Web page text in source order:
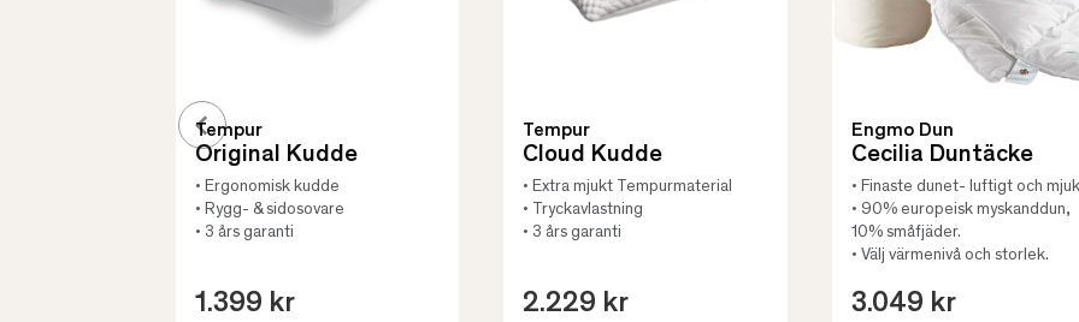
Tempur
Original Kudde
• Ergonomisk kudde
• Rygg- & sidosovare
• 3 års garanti
1.399 kr
Tempur
Cloud Kudde
• Extra mjukt Tempurmaterial
• Tryckavlastning
• 3 års garanti
2.229 kr
Engmo Dun
Cecilia Duntäcke
• Finaste dunet- luftigt och
• 90% europeisk myskanddun,
10% småfjäder.
• Välj värmenivå och storlek.
3.049 kr